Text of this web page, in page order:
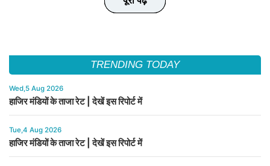
TRENDING TODAY
Wed,5 Aug 2026
हाजिर मंडियों के ताजा रेट | देखें इस रिपोर्ट में
Tue,4 Aug 2026
हाजिर मंडियों के ताजा रेट | देखें इस रिपोर्ट में